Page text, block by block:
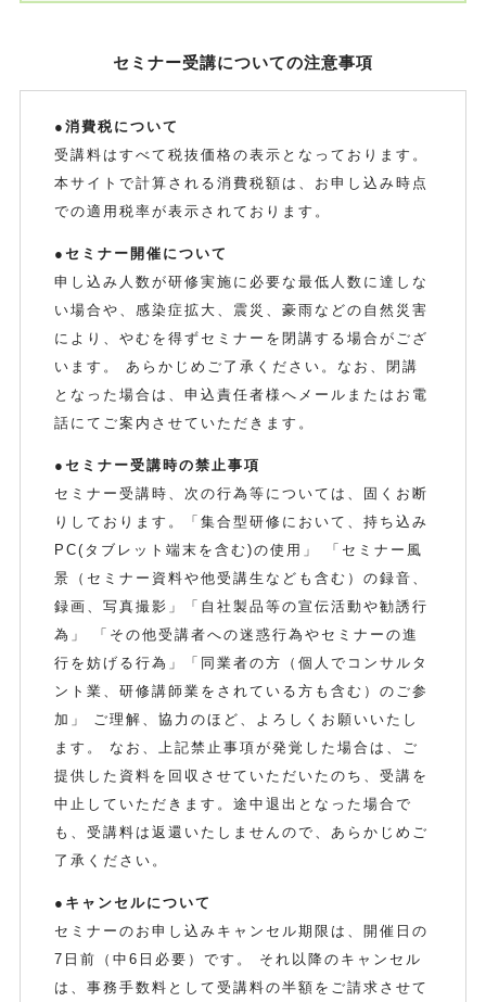
セミナー受講についての注意事項
●消費税について
受講料はすべて税抜価格の表示となっております。
本サイトで計算される消費税額は、お申し込み時点
での適用税率が表示されております。
●セミナー開催について
申し込み人数が研修実施に必要な最低人数に達しな
い場合や、感染症拡大、震災、豪雨などの自然災害
により、やむを得ずセミナーを閉講する場合がござ
います。 あらかじめご了承ください。なお、閉講
となった場合は、申込責任者様へメールまたはお電
話にてご案内させていただきます。
●セミナー受講時の禁止事項
セミナー受講時、次の行為等については、固くお断
りしております。「集合型研修において、持ち込み
PC(タブレット端末を含む)の使用」 「セミナー風
景（セミナー資料や他受講生なども含む）の録音、
録画、写真撮影」「自社製品等の宣伝活動や勧誘行
為」 「その他受講者への迷惑行為やセミナーの進
行を妨げる行為」「同業者の方（個人でコンサルタ
ント業、研修講師業をされている方も含む）のご参
加」 ご理解、協力のほど、よろしくお願いいたし
ます。 なお、上記禁止事項が発覚した場合は、ご
提供した資料を回収させていただいたのち、受講を
中止していただきます。途中退出となった場合で
も、受講料は返還いたしませんので、あらかじめご
了承ください。
●キャンセルについて
セミナーのお申し込みキャンセル期限は、開催日の
7日前（中6日必要）です。 それ以降のキャンセル
は、事務手数料として受講料の半額をご請求させて